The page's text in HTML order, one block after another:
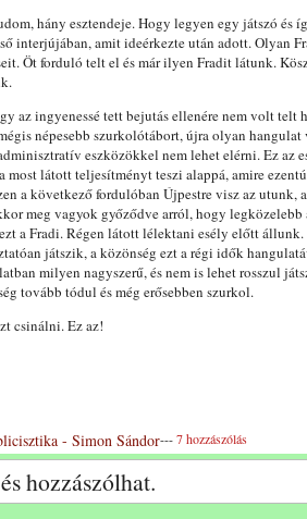
hány esztendeje. Hogy legyen egy játszó és
interjújában, amit ideérkezte után adott. Olyan
Öt forduló telt el és már ilyen Fradit látunk.
az ingyenessé tett bejutás ellenére nem volt telt
népesebb szurkolótábort, újra olyan
eszközökkel nem lehet elérni. Ez az
most látott teljesítményt teszi alappá, amire
a következő fordulóban Újpestre visz az utunk,
meg vagyok győződve arról, hogy
a Fradi. Régen látott lélektani esély előtt
játszik, a közönség ezt a régi idők
milyen nagyszerű, és nem is lehet rosszul
tovább tódul és még erősebben szurkol.
csinálni. Ez az!
- Simon Sándor---7 hozzászólás
hozzászólhat.